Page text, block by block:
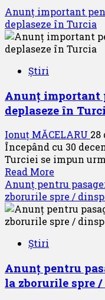
Anunț important
deplaseze în Turcia
Știri
Anunț important
deplaseze în
Ionuț MĂCELARU 28
Începând cu 30
Turciei se impun
Read More
more
about
Anunț
important
doresc
să
Anunț pentru
zborurile spre /
Știri
Anunț pentru
la zborurile spre